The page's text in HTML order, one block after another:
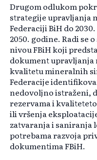
Drugom odlukom
strategije upravljanja
Federaciji BiH do
2050. godine. Radi se
nivou FBiH koji
dokument upravljanja
kvalitetu mineralnih
Federacije
nedovoljno istraženi,
rezervama i
ili vršenja
zatvaranja i saniranja
potrebama razvoja
dokumentima FBiH.